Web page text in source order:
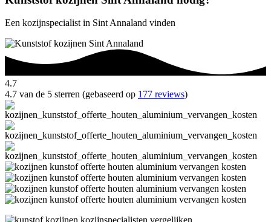
Een kozijnspecialist in Sint Annaland vinden
4.7
4.7 van de 5 sterren (gebaseerd op 177 reviews)